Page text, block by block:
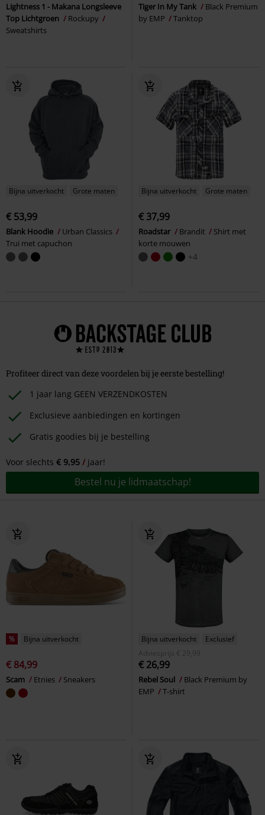
Lightness 1 - Makana Longsleeve
Top Lichtgroen
Rockupy
Sweatshirts
Tiger In My Tank
Black Premium
by EMP
Tanktop
Bijna uitverkocht Grote maten
€ 53,99
Blank Hoodie
Urban Classics
Trui met capuchon
Bijna uitverkocht Grote maten
€ 37,99
Roadstar Brandit
Shirt met
korte mouwen
+4
Profiteer direct van deze voordelen bij je eerste bestelling!
1 jaar lang GEEN VERZENDKOSTEN
Exclusieve aanbiedingen en kortingen
Gratis goodies bij je bestelling
Voor slechts € 9,95 jaar!
Bestel nu je lidmaatschap!
% Bijna uitverkocht
€ 84,99
Scam Etnies Sneakers
Bijna uitverkocht
Exclusief
Adviesprijs
€ 29,99
€ 26,99
Rebel Soul
Black Premium by
EMP
T-shirt